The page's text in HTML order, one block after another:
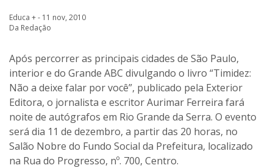
Educa + - 11 nov, 2010
Da Redação
Após percorrer as principais cidades de São Paulo,
interior e do Grande ABC divulgando o livro “Timidez:
Não a deixe falar por você”, publicado pela Exterior
Editora, o jornalista e escritor Aurimar Ferreira fará
noite de autógrafos em Rio Grande da Serra. O evento
será dia 11 de dezembro, a partir das 20 horas, no
Salão Nobre do Fundo Social da Prefeitura, localizado
na Rua do Progresso, nº. 700, Centro.